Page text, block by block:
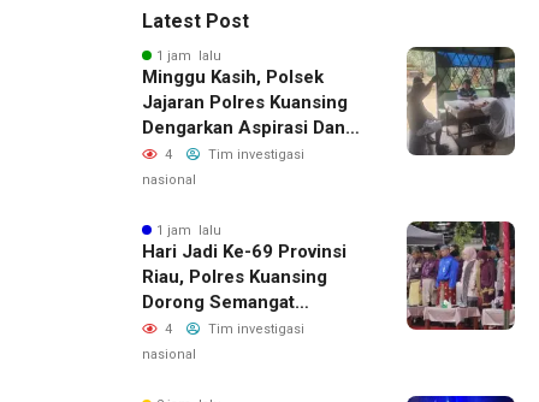
Latest Post
1 jam lalu
Minggu Kasih, Polsek
Jajaran Polres Kuansing
Dengarkan Aspirasi Dan
Keluhan Masyarakat
4
Tim investigasi
nasional
1 jam lalu
Hari Jadi Ke-69 Provinsi
Riau, Polres Kuansing
Dorong Semangat
Bersama Jaga Lingkungan
Dan Marwah Bumi Melayu
4
Tim investigasi
nasional